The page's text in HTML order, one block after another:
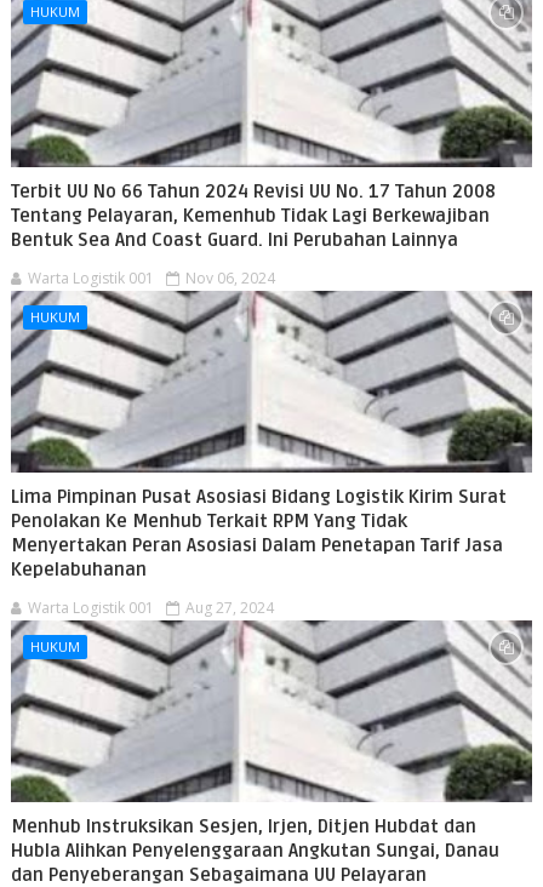
HUKUM
Terbit UU No 66 Tahun 2024 Revisi UU No. 17 Tahun 2008
Tentang Pelayaran, Kemenhub Tidak Lagi Berkewajiban
Bentuk Sea And Coast Guard. Ini Perubahan Lainnya
Warta Logistik 001 Nov 06, 2024
HUKUM
Lima Pimpinan Pusat Asosiasi Bidang Logistik Kirim Surat
Penolakan Ke Menhub Terkait RPM Yang Tidak
Menyertakan Peran Asosiasi Dalam Penetapan Tarif Jasa
Kepelabuhanan
Warta Logistik 001 Aug 27, 2024
HUKUM
Menhub Instruksikan Sesjen, Irjen, Ditjen Hubdat dan
Hubla Alihkan Penyelenggaraan Angkutan Sungai, Danau
dan Penyeberangan Sebagaimana UU Pelayaran